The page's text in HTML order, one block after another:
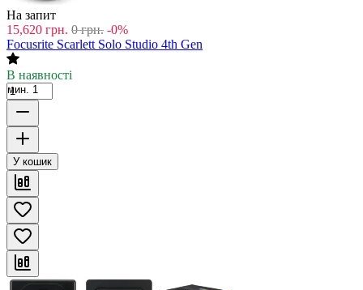
На запит
15,620 грн. 0 грн. -0%
Focusrite Scarlett Solo Studio 4th Gen
В наявності
мин. 1
У кошик